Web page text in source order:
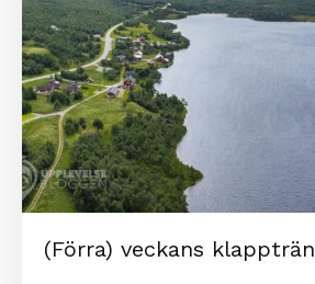
(Förra) veckans klappträn